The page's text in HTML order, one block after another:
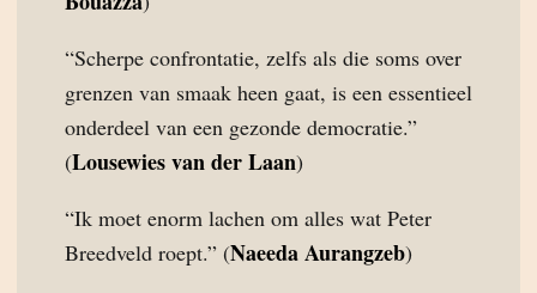
“Scherpe confrontatie, zelfs als die soms over
grenzen van smaak heen gaat, is een essentieel
onderdeel van een gezonde democratie.”
(Lousewies van der Laan)
“Ik moet enorm lachen om alles wat Peter
Breedveld roept.” (Naeeda Aurangzeb)